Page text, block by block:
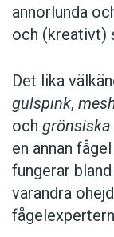
annorlunda
och (kreativt)
Det lika
gulspink,
och grönsiska
en ­annan
fungerar
var­andra